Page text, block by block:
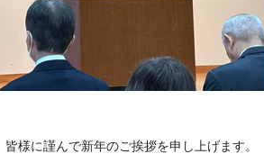
様に謹んで新年のご挨拶を申し上げます。